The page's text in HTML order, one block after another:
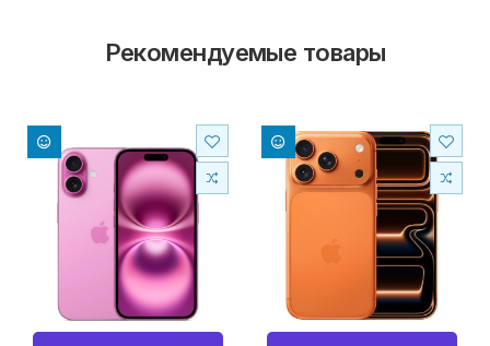
Рекомендуемые товары